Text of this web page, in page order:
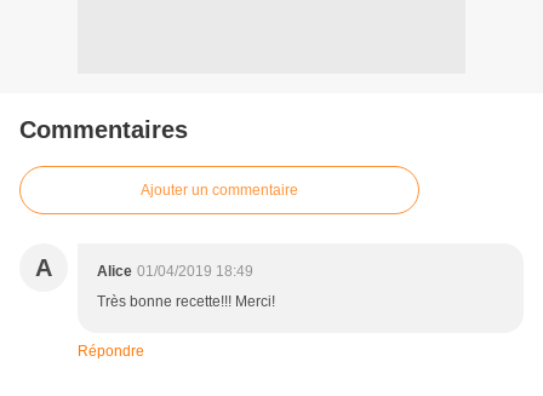
Commentaires
Ajouter un commentaire
A Alice 01/04/2019 18:49
Très bonne recette!!! Merci!
Répondre